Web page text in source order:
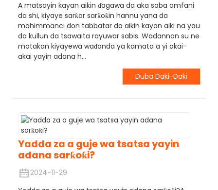
A matsayin kayan aikin ɗagawa da aka saba amfani
da shi, kiyaye sarƙar sarƙoƙin hannu yana da
mahimmanci don tabbatar da aikin kayan aiki na yau
da kullun da tsawaita rayuwar sabis. Wadannan su ne
matakan kiyayewa waɗanda ya kamata a yi akai-
akai yayin adana h...
Duba Daki-Daki
Yadda za a guje wa tsatsa yayin
adana sarƙoƙi?
2024-11-29